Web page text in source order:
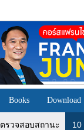
Books Download
ตรวจสอบสถานะ